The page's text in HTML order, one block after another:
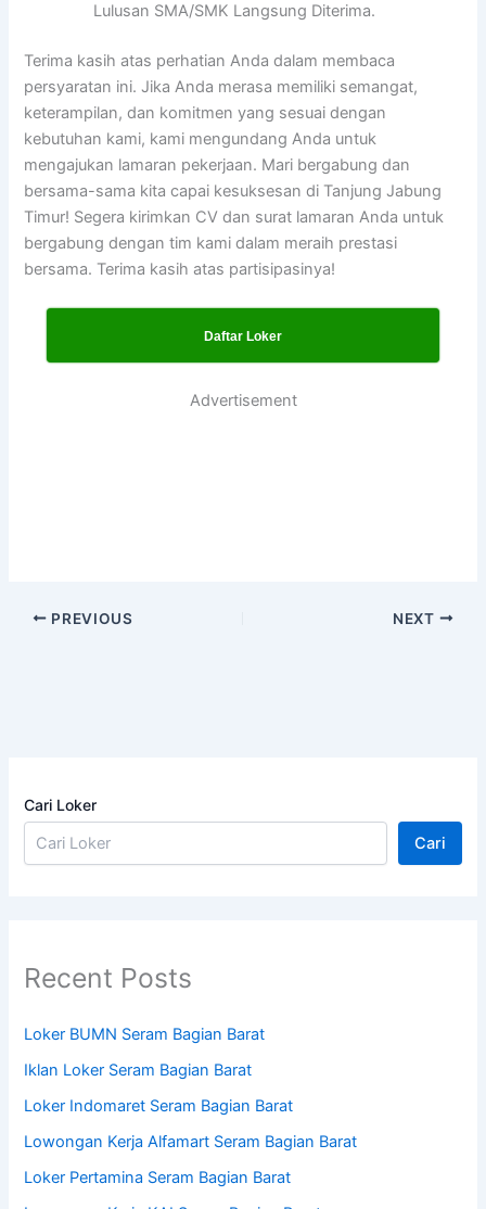
Lulusan SMA/SMK Langsung Diterima.
Terima kasih atas perhatian Anda dalam membaca
persyaratan ini. Jika Anda merasa memiliki semangat,
keterampilan, dan komitmen yang sesuai dengan
kebutuhan kami, kami mengundang Anda untuk
mengajukan lamaran pekerjaan. Mari bergabung dan
bersama-sama kita capai kesuksesan di Tanjung Jabung
Timur! Segera kirimkan CV dan surat lamaran Anda untuk
bergabung dengan tim kami dalam meraih prestasi
bersama. Terima kasih atas partisipasinya!
Daftar Loker
Advertisement
PREVIOUS NEXT
Cari Loker
Cari
Recent Posts
Loker BUMN Seram Bagian Barat
Iklan Loker Seram Bagian Barat
Loker Indomaret Seram Bagian Barat
Lowongan Kerja Alfamart Seram Bagian Barat
Loker Pertamina Seram Bagian Barat